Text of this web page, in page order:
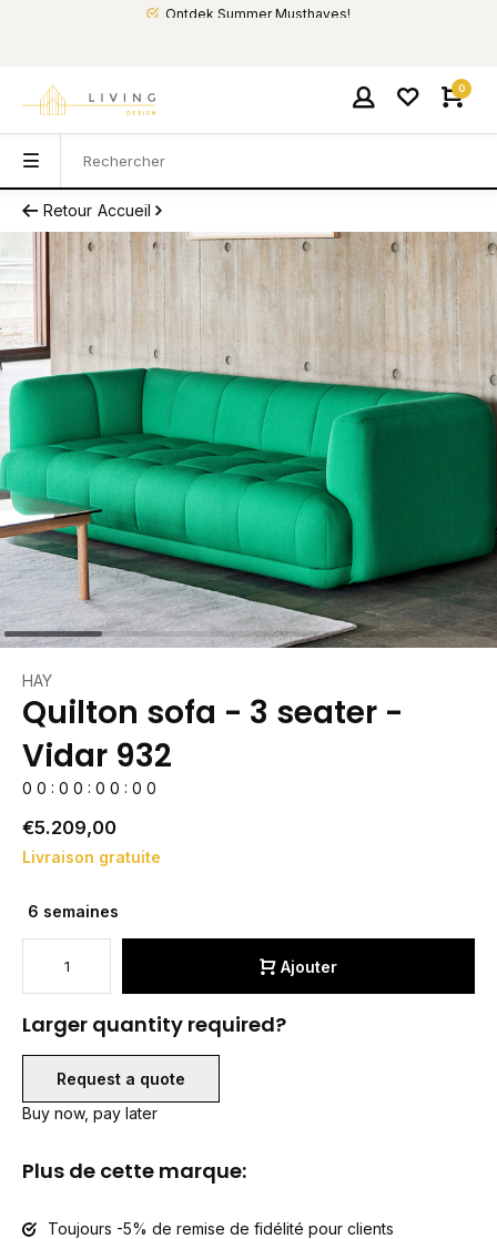
Ontdek Summer Musthaves!
0
Retour Accueil
HAY
Quilton sofa - 3 seater -
Vidar 932
0 0 : 0 0 : 0 0 : 0 0
€5.209,00
Livraison gratuite
6 semaines
Ajouter
Larger quantity required?
Request a quote
Buy now, pay later
Plus de cette marque:
Toujours -5% de remise de fidélité pour clients